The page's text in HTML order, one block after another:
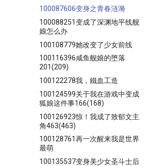
100087606变身之青春涟漪
100088251变成了深渊地平线舰
娘怎么办
100108779她改变了少女前线
100116396咸鱼舰娘的堕落
201(209)
100122278我，鐵血工造
100124599关于我在游戏中变成
狐娘这件事166(168)
100126923惊！我成了致郁文主
角463(463)
100128761再一次醒来我是世界
最萌
100135537变身美少女圣斗士后